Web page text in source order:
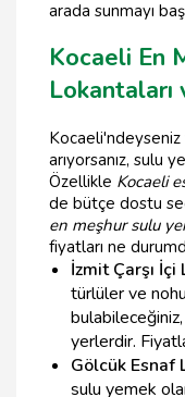
arada sunmayı
Kocaeli En
Lokantaları
Kocaeli'ndeyseniz
arıyorsanız, sulu
Özellikle Kocaeli
de bütçe dostu
en meşhur sulu
fiyatları ne
İzmit Çarşı İçi
türlüler ve
bulabileceğiniz,
yerlerdir.
Gölcük Esnaf
sulu yemek